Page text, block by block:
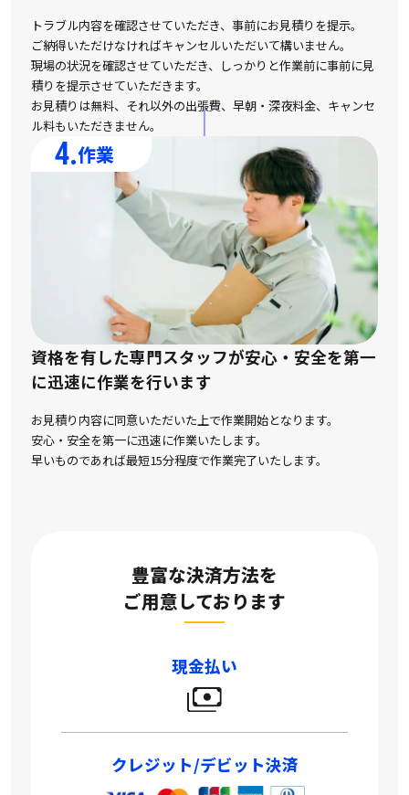
トラブル内容を確認させていただき、事前にお見積りを提示。
ご納得いただけなければキャンセルいただいて構いません。
現場の状況を確認させていただき、しっかりと作業前に事前に見
積りを提示させていただきます。
お見積りは無料、それ以外の出張費、早朝・深夜料金、キャンセ
ル料もいただきません。
4.作業
資格を有した専門スタッフが安心・安全を第一
に迅速に作業を行います
お見積り内容に同意いただいた上で作業開始となります。
安心・安全を第一に迅速に作業いたします。
早いものであれば最短15分程度で作業完了いたします。
豊富な決済方法を
ご用意しております
現金払い
クレジット/デビット決済